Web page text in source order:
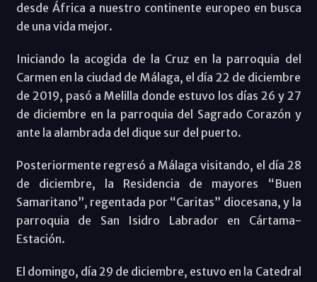
desde África a nuestro continente europeo en busca
de una vida mejor.
Iniciando la acogida de la Cruz en la parroquia del
Carmen en la ciudad de Málaga, el día 22 de diciembre
de 2019, pasó a Melilla donde estuvo los días 26 y 27
de diciembre en la parroquia del Sagrado Corazón y
ante la alambrada del dique sur del puerto.
Posteriormente regresó a Málaga visitando, el día 28
de diciembre, la Residencia de mayores “Buen
Samaritano”, regentada por “Caritas” diocesana, y la
parroquia de San Isidro Labrador en Cártama-
Estación.
El domingo, día 29 de diciembre, estuvo en la Catedral